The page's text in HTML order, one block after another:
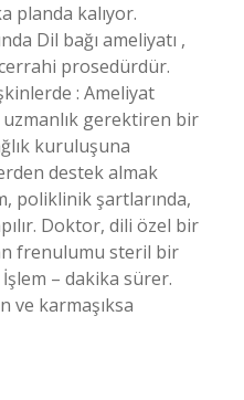
planda kalıyor.
Dil bağı ameliyatı ,
prosedürdür.
: Ameliyat
uzmanlık gerektiren bir
kuruluşuna
destek almak
poliklinik şartlarında,
Doktor, dili özel bir
frenulumu steril bir
– dakika sürer.
ve karmaşıksa